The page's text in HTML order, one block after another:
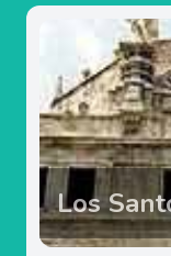
Los